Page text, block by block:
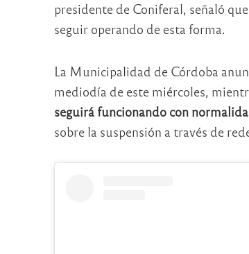
presidente de Coniferal, señaló
seguir operando de esta forma.
La Municipalidad de Córdoba
mediodía de este miércoles,
seguirá funcionando con
sobre la suspensión a través de